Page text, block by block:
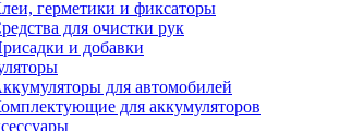
герметики и фиксаторы
для очистки рук
и добавки
для автомобилей
для аккумуляторов